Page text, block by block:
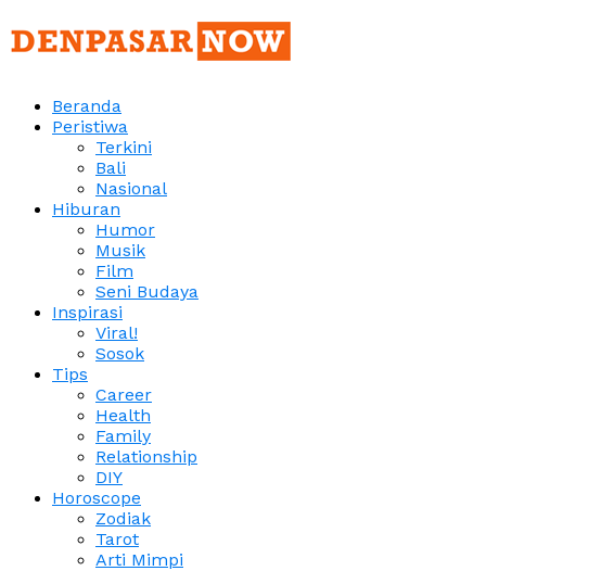
Beranda
Peristiwa
Terkini
Bali
Nasional
Hiburan
Humor
Musik
Film
Seni Budaya
Inspirasi
Viral!
Sosok
Tips
Career
Health
Family
Relationship
DIY
Horoscope
Zodiak
Tarot
Arti Mimpi